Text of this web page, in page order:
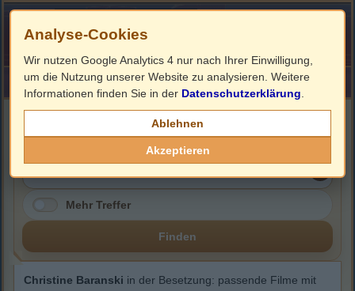
HOME ImpressumLinks
Christine Baranski
Mehr Treffer
Finden
Christine Baranski in der Besetzung: passende Filme mit
Analyse-Cookies
Wir nutzen Google Analytics 4 nur nach Ihrer Einwilligung,
um die Nutzung unserer Website zu analysieren. Weitere
Informationen finden Sie in der Datenschutzerklärung
Ablehnen
Akzeptieren